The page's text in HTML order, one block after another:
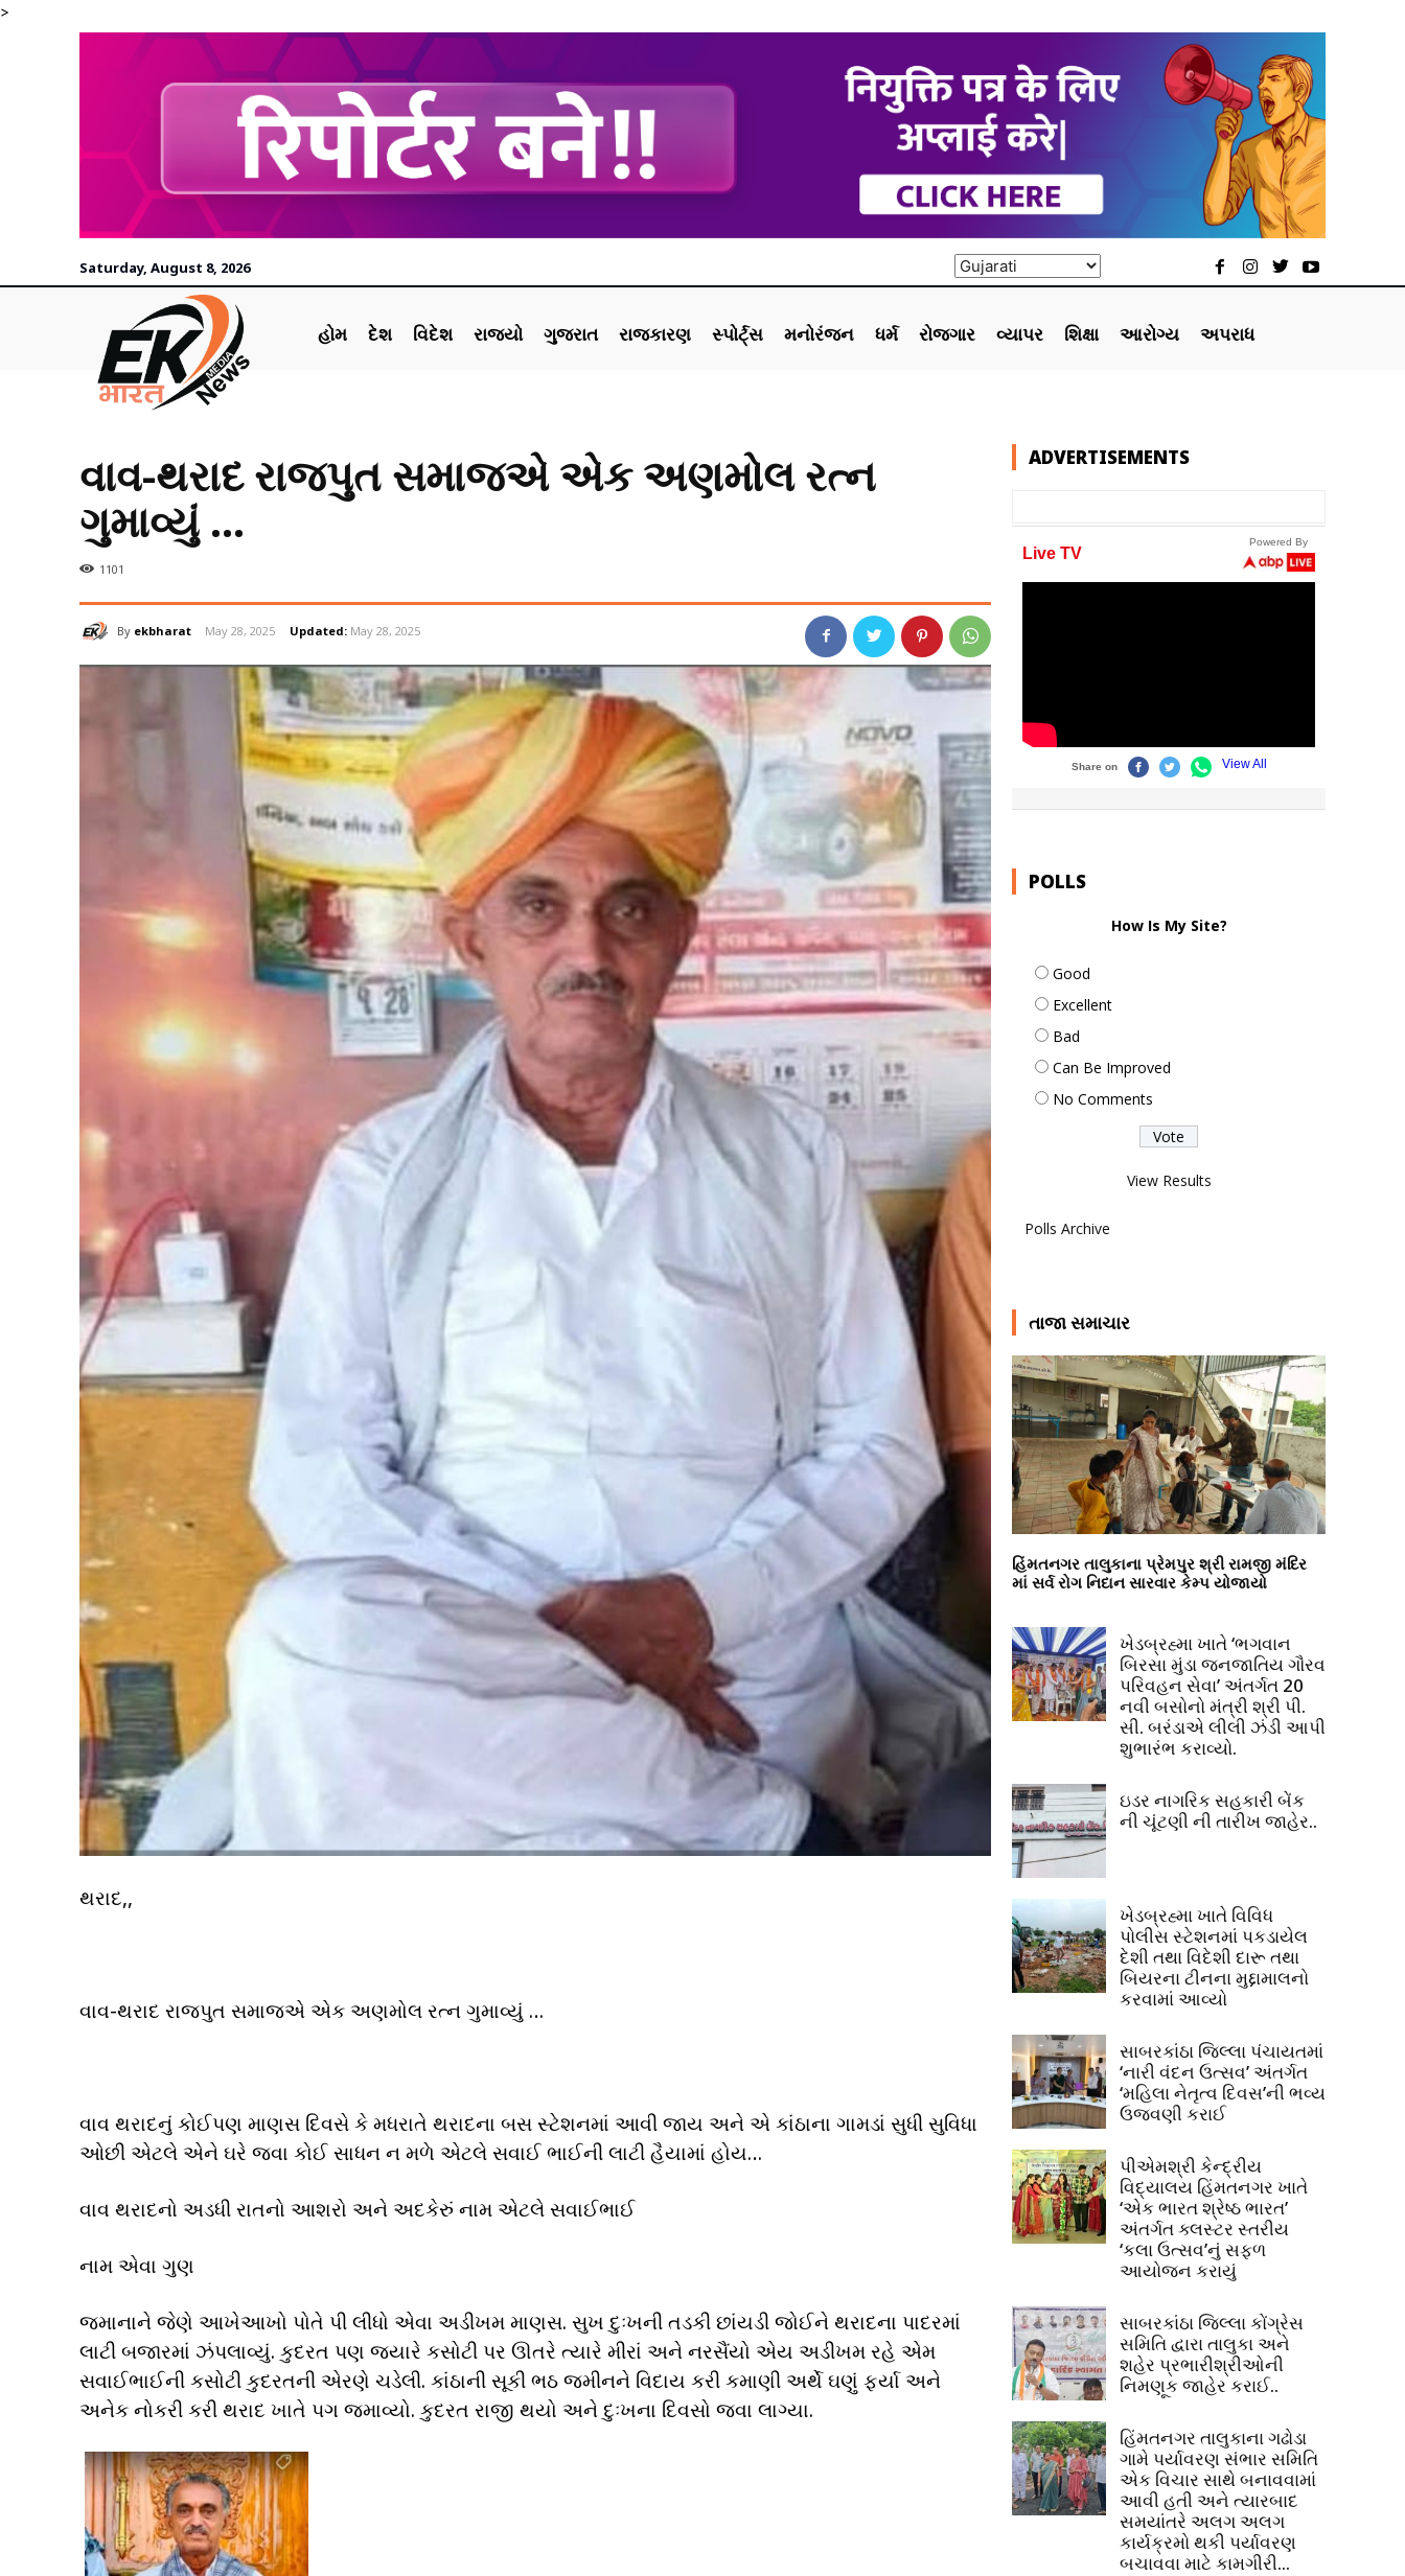
>
Saturday, August 8, 2026
હોમ દેશ વિદેશ રાજ્યો ગુજરાત રાજકારણ સ્પોર્ટ્સ મનોરંજન ધર્મ રોજગાર વ્યાપર શિક્ષા આરોગ્ય અપરાધ
વાવ-થરાદ રાજપુત સમાજએ એક અણમોલ રત્ન
ગુમાવ્યું …
1101
By ekbharat May 28, 2025 Updated: May 28, 2025
થરાદ,,
વાવ-થરાદ રાજપુત સમાજએ એક અણમોલ રત્ન ગુમાવ્યું …
વાવ થરાદનું કોઈપણ માણસ દિવસે કે મધરાતે થરાદના બસ સ્ટેશનમાં આવી જાય અને એ કાંઠાના ગામડાં સુધી સુવિધા
ઓછી એટલે એને ઘરે જવા કોઈ સાધન ન મળે એટલે સવાઈ ભાઈની લાટી હૈયામાં હોય…
વાવ થરાદનો અડધી રાતનો આશરો અને અદકેરું નામ એટલે સવાઈભાઈ
નામ એવા ગુણ
જમાનાને જેણે આખેઆખો પોતે પી લીધો એવા અડીખમ માણસ. સુખ દુઃખની તડકી છાંયડી જોઈને થરાદના પાદરમાં
લાટી બજારમાં ઝંપલાવ્યું. કુદરત પણ જ્યારે કસોટી પર ઊતરે ત્યારે મીરાં અને નરસૈંયો એય અડીખમ રહે એમ
સવાઈભાઈની કસોટી કુદરતની એરણે ચડેલી. કાંઠાની સૂકી ભઠ જમીનને વિદાય કરી કમાણી અર્થે ઘણું ફર્યા અને
અનેક નોકરી કરી થરાદ ખાતે પગ જમાવ્યો. કુદરત રાજી થયો અને દુઃખના દિવસો જવા લાગ્યા.
ADVERTISEMENTS
POLLS
How Is My Site?
Good
Excellent
Bad
Can Be Improved
No Comments
View Results
Polls Archive
તાજા સમાચાર
હિંમતનગર તાલુકાના પ્રેમપુર શ્રી રામજી મંદિર
માં સર્વ રોગ નિદાન સારવાર કેમ્પ યોજાયો
ખેડબ્રહ્મા ખાતે ‘ભગવાન
બિરસા મુંડા જનજાતિય ગૌરવ
પરિવહન સેવા’ અંતર્ગત 20
નવી બસોનો મંત્રી શ્રી પી.
સી. બરંડાએ લીલી ઝંડી આપી
શુભારંભ કરાવ્યો.
ઇડર નાગરિક સહકારી બેંક
ની ચૂંટણી ની તારીખ જાહેર..
ખેડબ્રહ્મા ખાતે વિવિધ
પોલીસ સ્ટેશનમાં પકડાયેલ
દેશી તથા વિદેશી દારૂ તથા
બિયરના ટીનના મુદ્દામાલનો
કરવામાં આવ્યો
સાબરકાંઠા જિલ્લા પંચાયતમાં
‘નારી વંદન ઉત્સવ’ અંતર્ગત
‘મહિલા નેતૃત્વ દિવસ’ની ભવ્ય
ઉજવણી કરાઈ
પીએમશ્રી કેન્દ્રીય
વિદ્યાલય હિંમતનગર ખાતે
‘એક ભારત શ્રેષ્ઠ ભારત’
અંતર્ગત ક્લસ્ટર સ્તરીય
‘કલા ઉત્સવ’નું સફળ
આયોજન કરાયું
સાબરકાંઠા જિલ્લા કોંગ્રેસ
સમિતિ દ્વારા તાલુકા અને
શહેર પ્રભારીશ્રીઓની
નિમણૂક જાહેર કરાઈ..
હિંમતનગર તાલુકાના ગઢોડા
ગામે પર્યાવરણ સંભાર સમિતિ
એક વિચાર સાથે બનાવવામાં
આવી હતી અને ત્યારબાદ
સમયાંતરે અલગ અલગ
કાર્યક્રમો થકી પર્યાવરણ
બચાવવા માટે કામગીરી...